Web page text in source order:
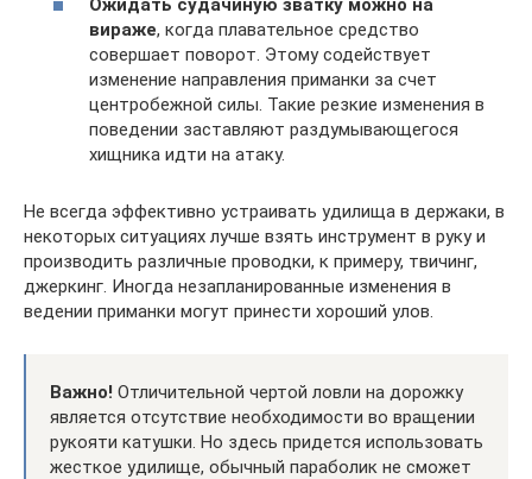
вираже, когда плавательное средство
совершает поворот. Этому содействует
изменение направления приманки за счет
центробежной силы. Такие резкие изменения в
поведении заставляют раздумывающегося
хищника идти на атаку.
Не всегда эффективно устраивать удилища в держаки, в
некоторых ситуациях лучше взять инструмент в руку и
производить различные проводки, к примеру, твичинг,
джеркинг. Иногда незапланированные изменения в
ведении приманки могут принести хороший улов.
Важно! Отличительной чертой ловли на дорожку
является отсутствие необходимости во вращении
рукояти катушки. Но здесь придется использовать
жесткое удилище, обычный параболик не сможет